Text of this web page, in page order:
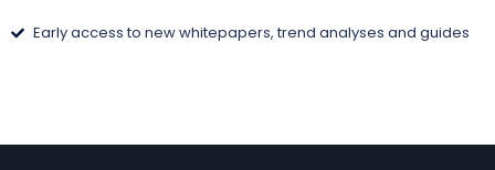
Early access to new whitepapers, trend analyses and guides